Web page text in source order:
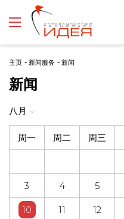
主页 - 新闻服务 - 新闻
新闻
八月
周一 周二 周三
3 4 5
10 11 12